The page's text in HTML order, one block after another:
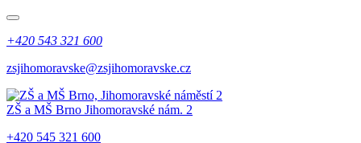
+420 543 321 600
zsjihomoravske@zsjihomoravske.cz
ZŠ a MŠ Brno Jihomoravské nám. 2
+420 545 321 600